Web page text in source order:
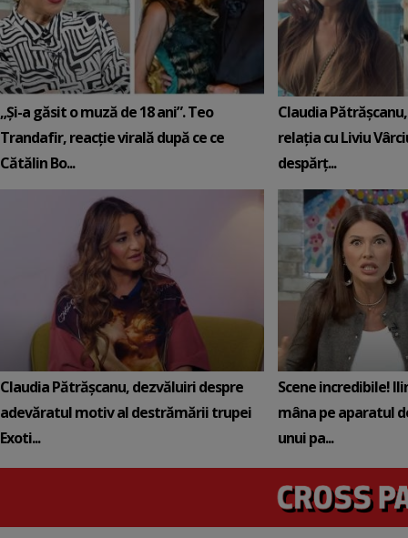
„Și-a găsit o muză de 18 ani”. Teo
Trandafir, reacție virală după ce ce
Cătălin Bo...
Claudia
relația cu Liviu
despărț...
Claudia Pătrășcanu, dezvăluiri despre
adevăratul motiv al destrămării trupei
Exoti...
Scene incredibile!
mâna pe aparatul
unui pa...